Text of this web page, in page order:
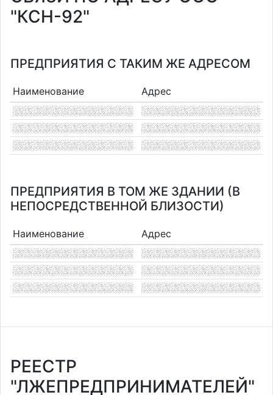
"КСН-92"
ПРЕДПРИЯТИЯ С ТАКИМ ЖЕ АДРЕСОМ
Наименование Адрес
ПРЕДПРИЯТИЯ В ТОМ ЖЕ ЗДАНИИ (В
НЕПОСРЕДСТВЕННОЙ БЛИЗОСТИ)
Наименование Адрес
РЕЕСТР
"ЛЖЕПРЕДПРИНИМАТЕЛЕЙ"